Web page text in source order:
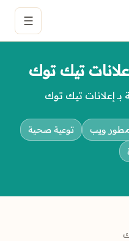
☰
تيك توك
إعلانات تيك توك
ويب
توعية صحية